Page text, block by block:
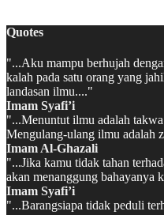
Quotes
"...Aku mampu berhujah
kalah pada satu orang yang
landasan ilmu...."
Imam Syafi’i
"...Menuntut ilmu adalah
Mengulang-ulang ilmu adalah
Imam Al-Ghazali
"...Jika kamu tidak tahan
akan menanggung bahayanya
Imam Syafi’i
"...Barangsiapa tidak peduli